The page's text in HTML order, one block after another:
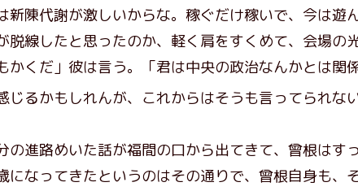
新陳代謝が激しいからな。稼ぐだけ稼いで、今は遊
線したと思ったのか、軽く肩をすくめて、会場の
かくだ」彼は言う。「君は中央の政治なんかとは
じるかもしれんが、これからはそうも言ってられ
進路めいた話が福間の口から出てきて、曾根はす
になってきたというのはその通りで、曾根自身も、